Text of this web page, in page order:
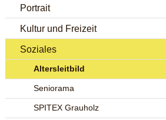
Portrait
Kultur und Freizeit
Soziales
Altersleitbild
Seniorama
SPITEX Grauholz